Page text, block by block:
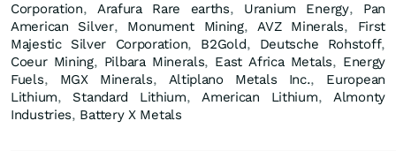
Corporation, Arafura Rare earths, Uranium Energy, Pan
American Silver, Monument Mining,AVZ Minerals, First
Majestic Silver Corporation, B2Gold, Deutsche Rohstoff,
Coeur Mining, Pilbara Minerals, East Africa Metals, Energy
Fuels, MGX Minerals, Altiplano Metals Inc., European
Lithium, Standard Lithium,American Lithium,Almonty
Industries, Battery X Metals